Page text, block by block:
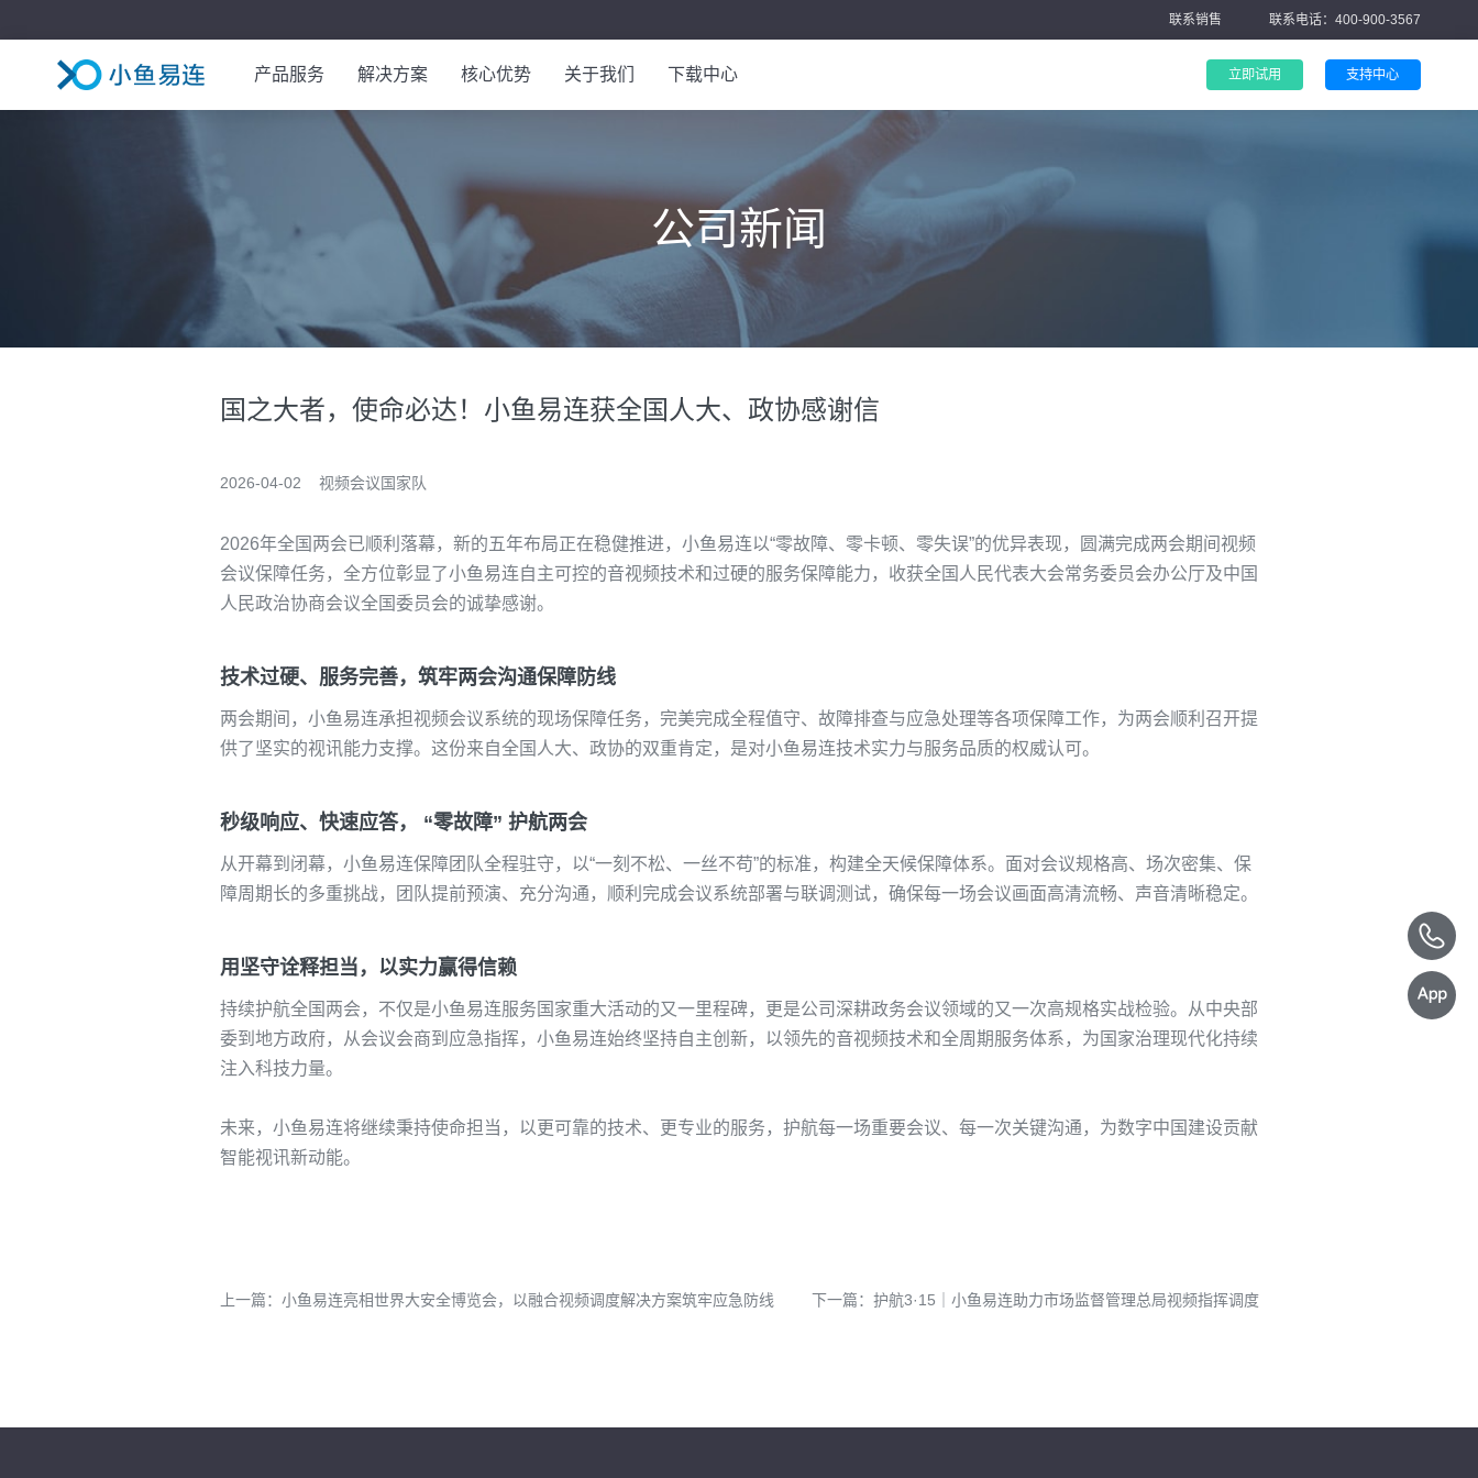
联系销售 联系电话：400-900-3567
产品服务
超融合视频平台
全连接视频终端 >
解决方案
政务行业
政法行业
企业集团
核心优势 关于我们
加入我们
下载中心 立即试用 支持中心
公司新闻
国之大者，使命必达！小鱼易连获全国人大、政协感谢信
2026-04-02 视频会议国家队
2026年全国两会已顺利 落幕， 新的五年布局正在稳健推进， 小鱼易连以“零故障、零卡顿、零失误”的优异表现，圆满完成两会期间 视频
会议保障任务 ， 全方位彰显了小鱼易连自主可控的音视频技术和过硬的服务保障能力，收获全国 人民代表大会常务委员会办公厅及中国
人民政治协商会议全国委员会的诚挚感谢。
技术过硬、 服务完善，筑牢两会沟通保障防线
两会期间， 小鱼易连承担视频会议系统的现场保障任务，完美完成全程值守、 故障排查与应急处理等各项保障工作，为两会顺利召开提
供了坚实的视讯能力支撑。这份来自全国 人大、政协的双重肯定，是对小鱼易连技术实力与服务品质的权威认可。
秒级响应、快速应答， “零故障” 护航两会
从开幕到闭幕，小鱼易连保障团队全程驻守，以“一刻不松、 一丝不苟”的标准，构建全天候保障体系。面对会议规格高、场次密集、保
障周期长的多重挑战，团队提前预演、充分沟通，顺利 完成会议系统部署与联调测试，确保每一场会议画面高清流畅、声音清晰稳定。
用坚守诠释担当，以实力赢得信赖
持续护航全国两会， 不仅是小鱼易连服务国家重大活动的又一里程碑，更是公司深耕政务会议领域的又一次高规格实战检验。从中央部
委到地方政府，从会议会商到 应急指挥，小鱼易连始终坚持自主创新，以领先的音视频技术和全周期服务体系，为国家治理现代化持续
注入科技力量。
未来，小鱼易连将继续秉持使命担当 ，以更可靠的技术、更专业的服务，护航每一场重要会议、每一次关键沟通，为数字中国建设贡献
智能视讯新动能。
上一篇： 小鱼易连亮相世界大安全博览会，以融合视频调度解决方案筑牢应急防线 下一篇： 护航3·15｜小鱼易连助力市场监督管理总局视频指挥调度